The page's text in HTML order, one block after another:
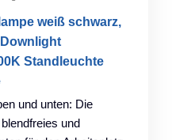
weiß schwarz,
Standleuchte
und unten: Die
und